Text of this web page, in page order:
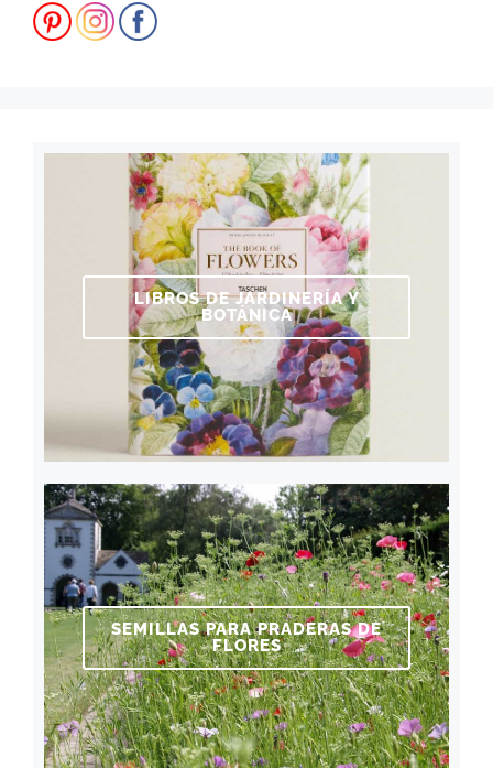
LIBROS DE JARDINERÍA Y
BOTÁNICA
SEMILLAS PARA PRADERAS DE
FLORES